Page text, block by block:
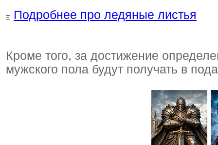
Подробнее про ледяные листья
Кроме того, за достижение
мужского пола будут получать в